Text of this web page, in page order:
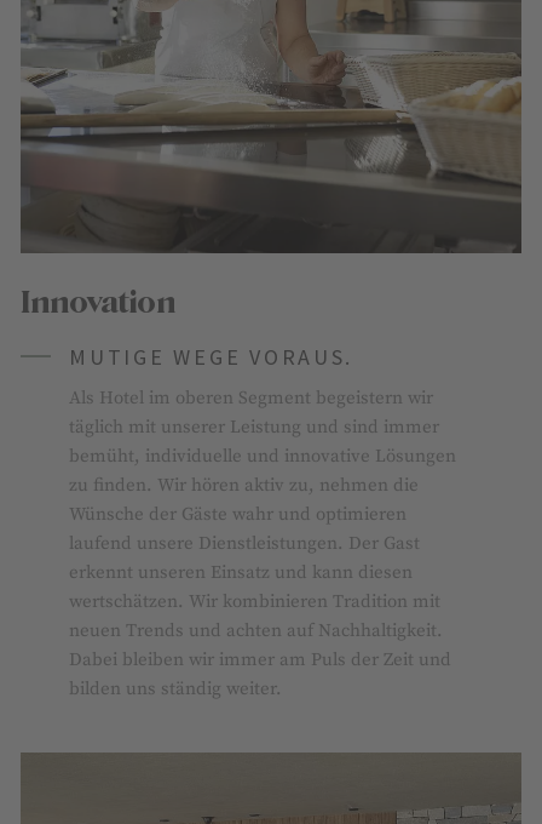
Innovation
MUTIGE WEGE VORAUS.
Als Hotel im oberen Segment begeistern wir
täglich mit unserer Leistung und sind immer
bemüht, individuelle und innovative Lösungen
zu finden. Wir hören aktiv zu, nehmen die
Wünsche der Gäste wahr und optimieren
laufend unsere Dienstleistungen. Der Gast
erkennt unseren Einsatz und kann diesen
wertschätzen. Wir kombinieren Tradition mit
neuen Trends und achten auf Nachhaltigkeit.
Dabei bleiben wir immer am Puls der Zeit und
bilden uns ständig weiter.